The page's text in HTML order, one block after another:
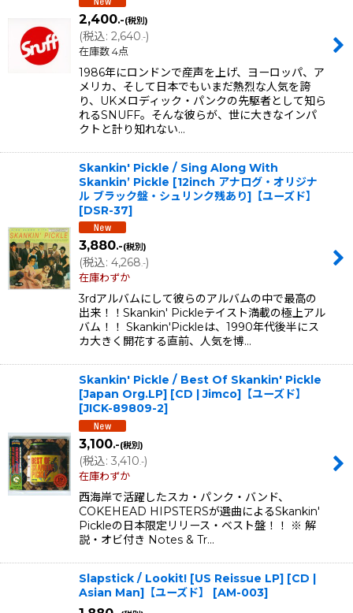
2,400.-(税別)
(税込: 2,640.-)
在庫数 4点
1986年にロンドンで産声を上げ、ヨーロッパ、ア
メリカ、そして日本でもいまだ熱烈な人気を誇
り、UKメロディック・パンクの先駆者として知ら
れるSNUFF。そんな彼らが、世に大きなインパ
クトと計り知れない…
Skankin' Pickle / Sing Along With
Skankin’ Pickle [12inch アナログ・オリジナ
ル ブラック盤・シュリンク残あり]【ユーズド】
[DSR-37]
3,880.-(税別)
(税込: 4,268.-)
在庫わずか
3rdアルバムにして彼らのアルバムの中で最高の
出来！！Skankin' Pickleテイスト満載の極上アル
バム！！ Skankin'Pickleは、1990年代後半にス
カ大きく開花する直前、人気を博…
Skankin' Pickle / Best Of Skankin' Pickle
[Japan Org.LP] [CD | Jimco]【ユーズド】
[JICK-89809-2]
3,100.-(税別)
(税込: 3,410.-)
在庫わずか
西海岸で活躍したスカ・パンク・バンド、
COKEHEAD HIPSTERSが選曲によるSkankin'
Pickleの日本限定リリース・ベスト盤！！ ※ 解
説・オビ付き Notes & Tr…
Slapstick / Lookit! [US Reissue LP] [CD |
Asian Man]【ユーズド】
[AM-003]